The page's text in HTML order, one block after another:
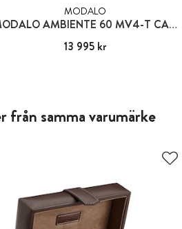
MODALO
MODALO AMBIENTE 60 MV4-T CARBON - FÖR 6 KLOCKOR
Pris: 13 995 kr
13 995 kr
från samma varumärke